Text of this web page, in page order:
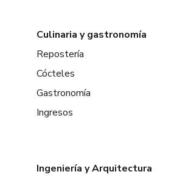
Culinaria y gastronomía
Repostería
Cócteles
Gastronomía
Ingresos
Ingeniería y Arquitectura